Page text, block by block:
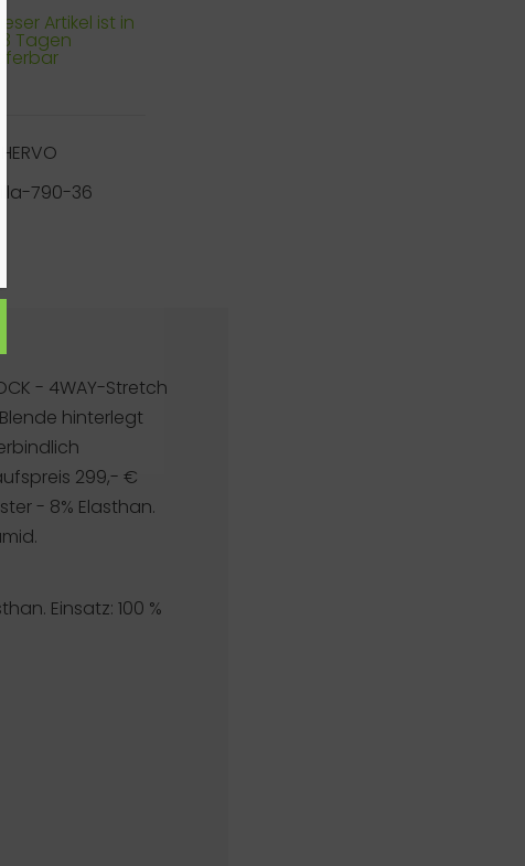
Dieser Artikel ist in
1-3 Tagen
lieferbar
CHERVO
pilla-790-36
- 4WAY-Stretch
hinterlegt
299,- €
- 8% Elasthan.
Einsatz: 100 %